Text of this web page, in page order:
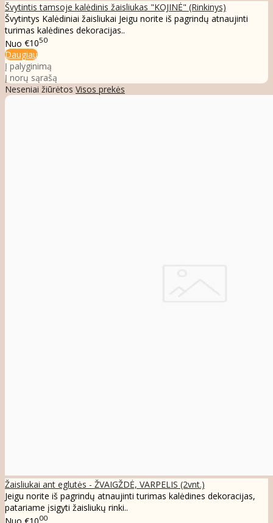
Švytintis tamsoje kalėdinis žaisliukas "KOJINĖ" (Rinkinys)
Švytintys Kalėdiniai žaisliukai Jeigu norite iš pagrindų atnaujinti
turimas kalėdines dekoracijas..
Nuo €1050
Daugiau
Į palyginimą
Į norų sąrašą
Neseniai žiūrėtos Visos prekės
Žaisliukai ant eglutės - ŽVAIGŽDĖ, VARPELIS (2vnt.)
Jeigu norite iš pagrindų atnaujinti turimas kalėdines dekoracijas,
patariame įsigyti žaisliukų rinki..
00